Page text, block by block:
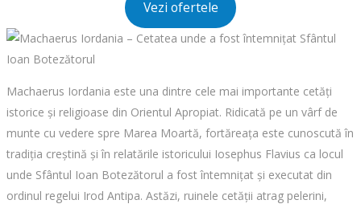
Vezi ofertele
Machaerus Iordania este una dintre cele mai importante cetăți
istorice și religioase din Orientul Apropiat. Ridicată pe un vârf de
munte cu vedere spre Marea Moartă, fortăreața este cunoscută în
tradiția creștină și în relatările istoricului Iosephus Flavius ca locul
unde Sfântul Ioan Botezătorul a fost întemnițat și executat din
ordinul regelui Irod Antipa. Astăzi, ruinele cetății atrag pelerini,